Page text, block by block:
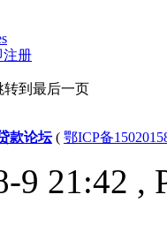
注册
转到最后一页
款论坛( 鄂ICP备
9 21:42 ,